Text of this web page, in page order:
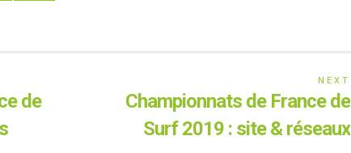
de
NEXT
Championnats de France de
Surf 2019 : site & réseaux